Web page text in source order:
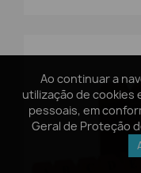
Ao continuar a
utilização de cookies
pessoais, em
Geral de Proteção
Ao continuar a
utilização de cookies
pessoais, em
Geral de Proteção